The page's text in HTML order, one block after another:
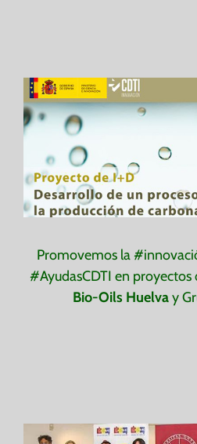
Promovemos la
#AyudasCDTI en proyectos
Bio-Oils Huelvay